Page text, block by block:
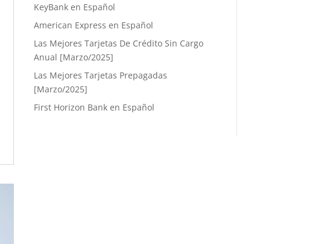
KeyBank en Español
American Express en Español
Las Mejores Tarjetas De Crédito Sin Cargo
Anual [Marzo/2025]
Las Mejores Tarjetas Prepagadas
[Marzo/2025]
First Horizon Bank en Español